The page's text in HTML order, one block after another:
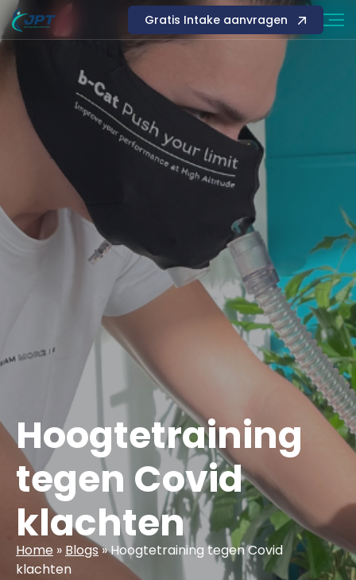
Gratis Intake aanvragen
Hoogtetraining
tegen Covid
klachten
Home » Blogs»Hoogtetraining tegen Covid
klachten